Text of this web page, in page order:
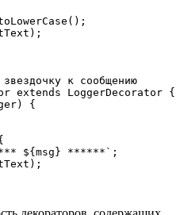
к сообщению
extends LoggerDecorator {
{
${msg} ******`;